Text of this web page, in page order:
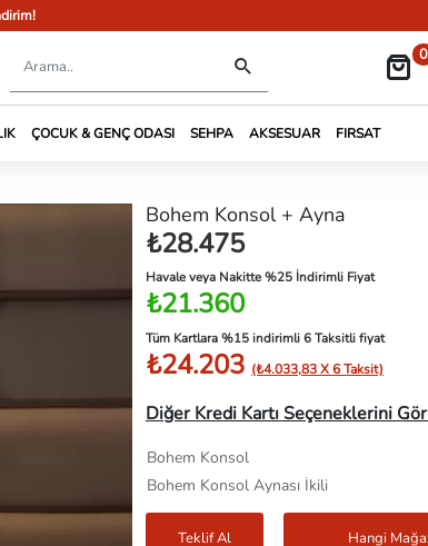
0
ÇOCUK & GENÇ ODASI SEHPA AKSESUAR FIRSAT
Bohem Konsol + Ayna
₺28.475
Havale veya Nakitte %25 İndirimli Fiyat
₺21.360
Tüm Kartlara %15 indirimli 6 Taksitli fiyat
₺24.203 (₺4.033,83 X 6 Taksit)
Diğer Kredi Kartı Seçeneklerini
Bohem Konsol
Bohem Konsol Aynası İkili
Teklif Al Hangi